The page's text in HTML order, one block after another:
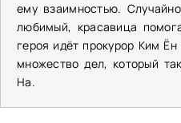
ему взаимностью.
любимый, красавица
героя идёт прокурор Ким
множество дел, который
На.